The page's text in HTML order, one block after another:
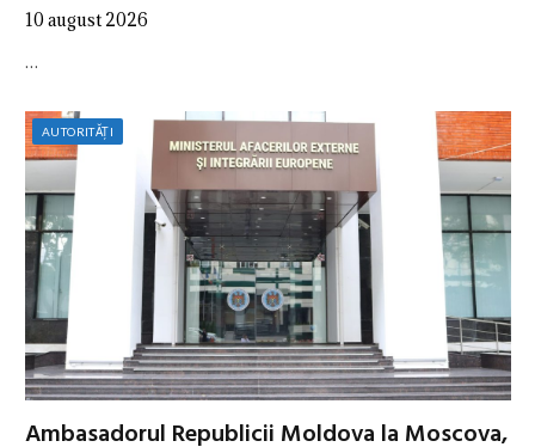
10 august 2026
…
AUTORITĂȚI
Ambasadorul Republicii Moldova la Moscova,